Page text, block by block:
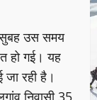
सुबह उस समय
हो गई। यह
रही है।
निवासी 35